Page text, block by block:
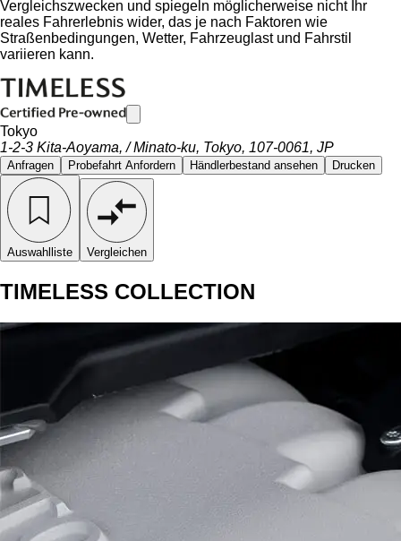
Vergleichszwecken und spiegeln möglicherweise nicht Ihr
reales Fahrerlebnis wider, das je nach Faktoren wie
Straßenbedingungen, Wetter, Fahrzeuglast und Fahrstil
variieren kann.
Tokyo
1-2-3 Kita-Aoyama, / Minato-ku, Tokyo, 107-0061, JP
Anfragen Probefahrt Anfordern Händlerbestand ansehen Drucken
Auswahlliste Vergleichen
TIMELESS COLLECTION